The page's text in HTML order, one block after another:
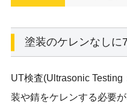
塗装のケレンなしに
UT検査(Ultrasonic
装や錆をケレンする必要